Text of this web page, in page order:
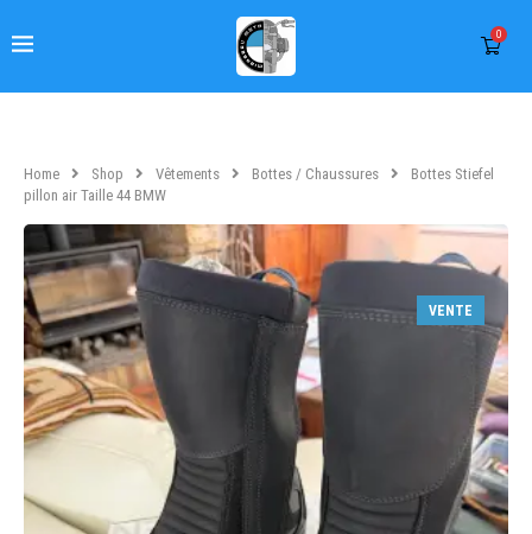
0
Home Shop Vêtements Bottes / Chaussures
Bottes Stiefel
pillon air Taille 44 BMW
VENTE